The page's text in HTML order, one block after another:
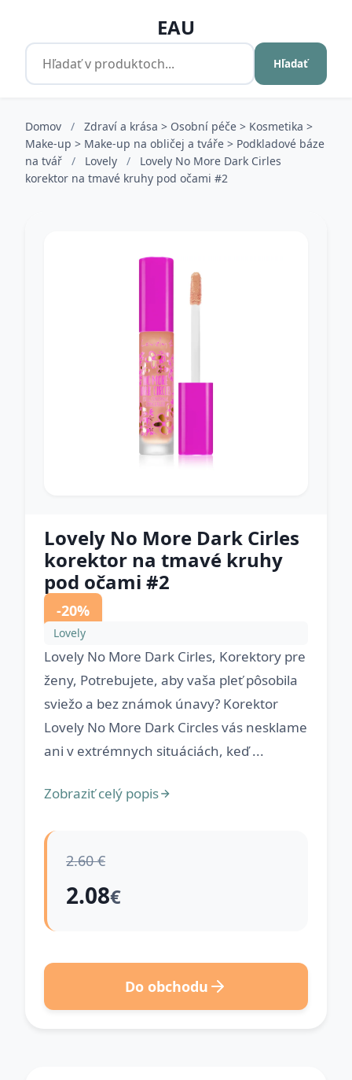
EAU
Hľadať
Domov /
Zdraví a krása > Osobní péče > Kosmetika >
Make-up > Make-up na obličej a tváře > Podkladové báze
na tvář
/ Lovely /
Lovely No More Dark Cirles
korektor na tmavé kruhy pod očami #2
Lovely No More Dark Cirles
korektor na tmavé kruhy
pod očami #2
-20%
Lovely
Lovely No More Dark Cirles, Korektory pre
ženy, Potrebujete, aby vaša pleť pôsobila
sviežo a bez známok únavy? Korektor
Lovely No More Dark Circles vás nesklame
ani v extrémnych situáciách, keď ...
Zobraziť celý popis
2.60 €
2.08€
Do obchodu